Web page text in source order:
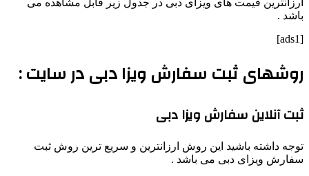
ارزانترین قیمت های ویزای دبی در جدول زیر قابل مشاهده می
باشد .
[ads1]
روشهای ثبت سفارش ویزا دبی در سایت :
ثبت آنلاین سفارش ویزا دبی
توجه داشته باشید این روش ارزانترین و سریع ترین روش ثبت
سفارش ویزای دبی می باشد .